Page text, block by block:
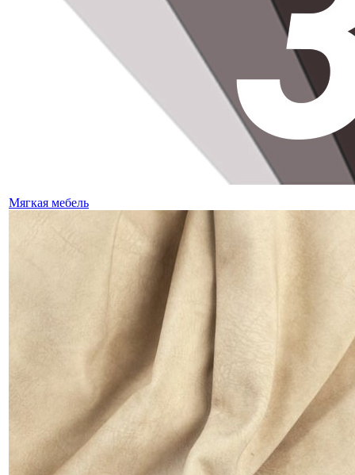
Мягкая мебель